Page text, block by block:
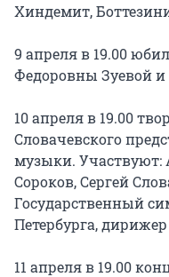
Хиндемит,
9 апреля в 19.00
Федоровны Зуевой и
10 апреля в 19.00
Словачевского
музыки. Участвуют:
Сороков, Сергей
Государственный
Петербурга,
11 апреля в 19.00